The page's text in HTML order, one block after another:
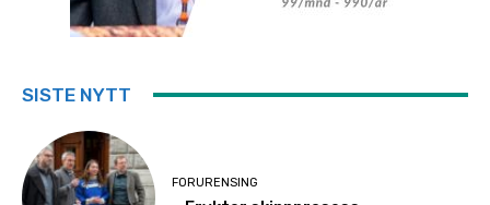
SISTE NYTT
FORURENSING